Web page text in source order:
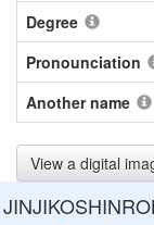
Degree
Pronounciation
Another name
View a digital